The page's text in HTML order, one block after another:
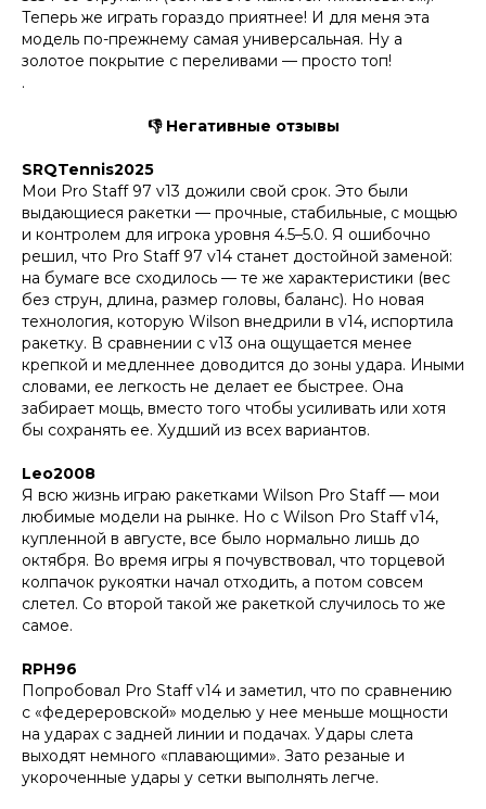
Теперь же играть гораздо приятнее! И для меня эта
модель по-прежнему самая универсальная. Ну а
золотое покрытие с переливами — просто топ!
.
👎 Негативные отзывы
SRQTennis2025
Мои Pro Staff 97 v13 дожили свой срок. Это были
выдающиеся ракетки — прочные, стабильные, с мощью
и контролем для игрока уровня 4.5–5.0. Я ошибочно
решил, что Pro Staff 97 v14 станет достойной заменой:
на бумаге все сходилось — те же характеристики (вес
без струн, длина, размер головы, баланс). Но новая
технология, которую Wilson внедрили в v14, испортила
ракетку. В сравнении с v13 она ощущается менее
крепкой и медленнее доводится до зоны удара. Иными
словами, ее легкость не делает ее быстрее. Она
забирает мощь, вместо того чтобы усиливать или хотя
бы сохранять ее. Худший из всех вариантов.
Leo2008
Я всю жизнь играю ракетками Wilson Pro Staff — мои
любимые модели на рынке. Но с Wilson Pro Staff v14,
купленной в августе, все было нормально лишь до
октября. Во время игры я почувствовал, что торцевой
колпачок рукоятки начал отходить, а потом совсем
слетел. Со второй такой же ракеткой случилось то же
самое.
RPH96
Попробовал Pro Staff v14 и заметил, что по сравнению
с «федереровской» моделью у нее меньше мощности
на ударах с задней линии и подачах. Удары слета
выходят немного «плавающими». Зато резаные и
укороченные удары у сетки выполнять легче.